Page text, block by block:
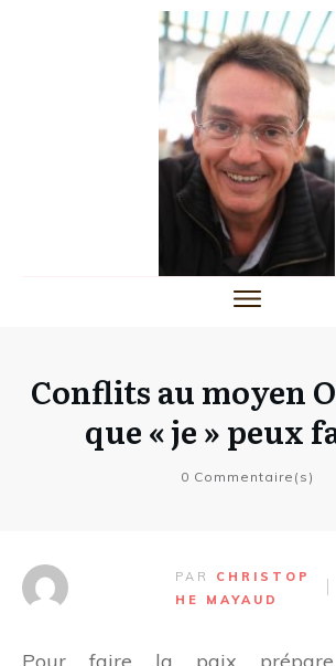
Conflits au moyen
que « je » peux
0 Commentaire(s)
PAR CHRISTOP
HE MAYAUD
Pour faire la paix